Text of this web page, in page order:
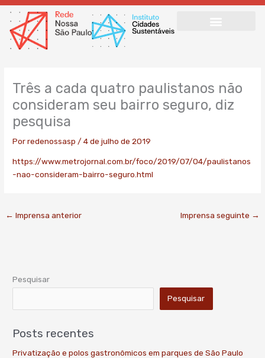
Ir
para
conteúdo
Três a cada quatro paulistanos não
consideram seu bairro seguro, diz
pesquisa
Porredenossasp /4 de julho de 2019
https://www.metrojornal.com.br/foco/2019/07/04/paulistanos
-nao-consideram-bairro-seguro.html
← Imprensa anterior Imprensa seguinte →
Pesquisar
Pesquisar
Posts recentes
Privatização e polos gastronômicos em parques de São Paulo